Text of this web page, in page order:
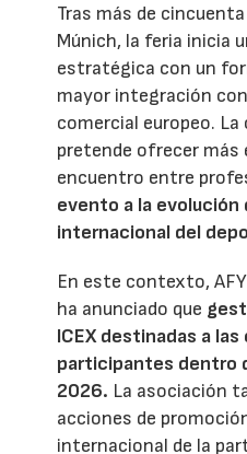
Tras más de
Múnich, la feria inicia
estratégica con un
mayor integración
comercial europeo.
pretende ofrecer más
encuentro entre
evento a la evolución
internacional del
En este contexto,
ha anunciado que
ICEX destinadas a
participantes dentro
2026. La asociación
acciones de
internacional de la